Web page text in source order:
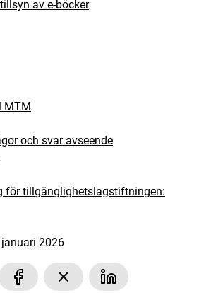
av e-böcker
MTM
och svar avseende
för tillgänglighetslagstiftningen:
2026